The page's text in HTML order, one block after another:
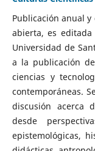
Publicación anual
abierta, es
Universidad de
a la publicación
ciencias y
contemporáneas.
discusión acerca
desde
epistemológicas,